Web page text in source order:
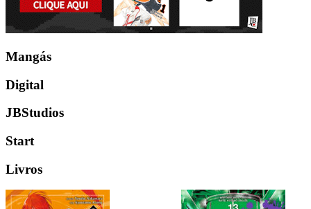
Mangás
Digital
JBStudios
Start
Livros